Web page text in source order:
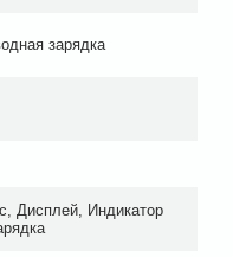
зарядка
Дисплей, Индикатор